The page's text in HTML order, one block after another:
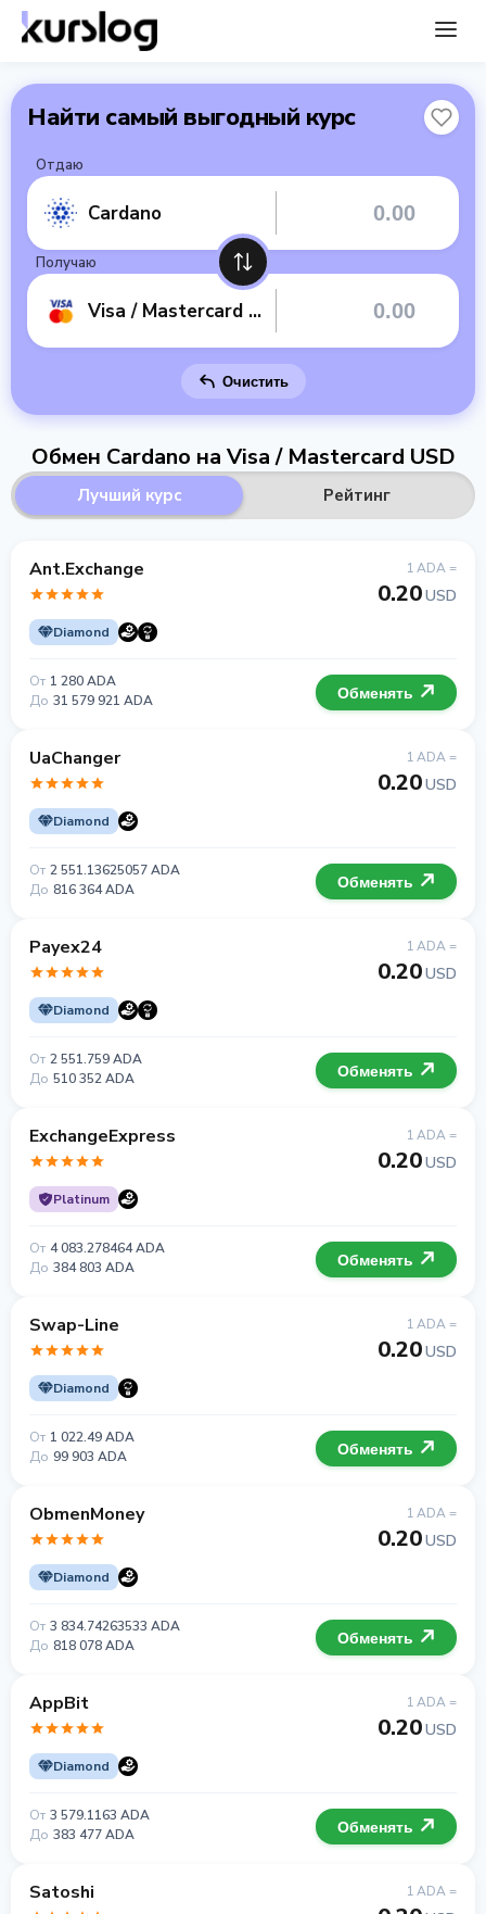
Найти самый выгодный курс
Отдаю
Cardano
Получаю
Visa / Mastercard USD
Очистить
Обмен Cardano на Visa / Mastercard USD
Лучший курс Рейтинг
Ant.Exchange
Diamond
1 ADA =
0.20USD
От 1 280 ADA
До 31 579 921 ADA Обменять
UaChanger
Diamond
1 ADA =
0.20USD
От 2 551.13625057 ADA
До 816 364 ADA Обменять
Payex24
Diamond
1 ADA =
0.20USD
От 2 551.759 ADA
До 510 352 ADA Обменять
ExchangeExpress
Platinum
1 ADA =
0.20USD
От 4 083.278464 ADA
До 384 803 ADA Обменять
Swap-Line
Diamond
1 ADA =
0.20USD
От 1 022.49 ADA
До 99 903 ADA Обменять
ObmenMoney
Diamond
1 ADA =
0.20USD
От 3 834.74263533 ADA
До 818 078 ADA Обменять
AppBit
Diamond
1 ADA =
0.20USD
От 3 579.1163 ADA
До 383 477 ADA Обменять
Satoshi 1 ADA =